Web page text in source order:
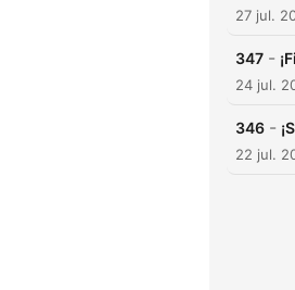
27 jul.
347 -
24 jul.
346 -
22 jul.